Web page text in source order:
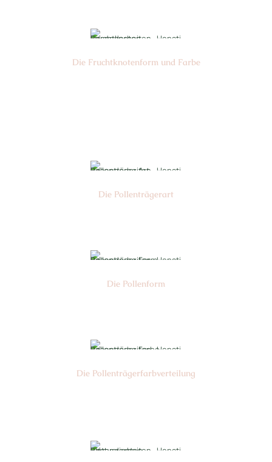
Die Frucht­knotenform und Farbe
Die Pollen­trägerart
Die Pollen­form
Die Pollen­trägerfarb­verteilung